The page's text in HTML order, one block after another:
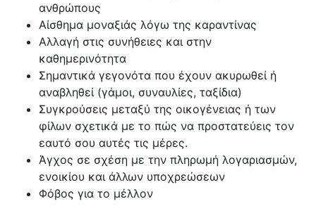
ανθρώπους
Αίσθημα μοναξιάς λόγω της καραντίνας
Αλλαγή στις συνήθειες και στην
καθημερινότητα
Σημαντικά γεγονότα που έχουν ακυρωθεί ή
αναβληθεί (γάμοι, συναυλίες, ταξίδια)
Συγκρούσεις μεταξύ της οικογένειας ή των
φίλων σχετικά με το πώς να προστατεύεις τον
εαυτό σου αυτές τις μέρες.
Άγχος σε σχέση με την πληρωμή λογαριασμών,
ενοικίου και άλλων υποχρεώσεων
Φόβος για το μέλλον